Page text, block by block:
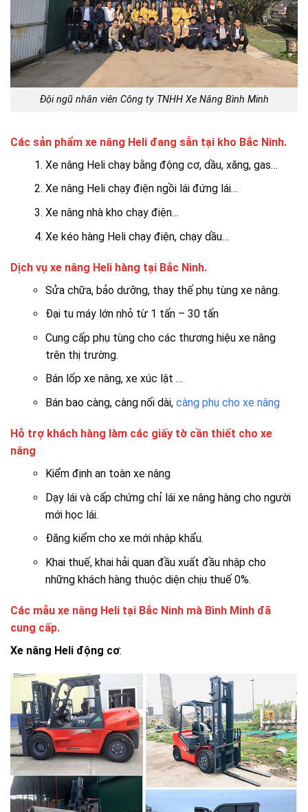
Đội ngũ nhân viên Công ty TNHH Xe Nâng Bình Minh
Các sản phẩm xe nâng Heli đang sẵn tại kho Bắc Ninh.
Xe nâng Heli chạy bằng động cơ, dầu, xăng, gas…
Xe nâng Heli chạy điện ngồi lái đứng lái…
Xe nâng nhà kho chạy điện…
Xe kéo hàng Heli chạy điện, chạy dầu…
Dịch vụ xe nâng Heli hàng tại Bắc Ninh.
Sửa chữa, bảo dưỡng, thay thế phụ tùng xe nâng.
Đại tu máy lớn nhỏ từ 1 tấn – 30 tấn
Cung cấp phụ tùng cho các thương hiệu xe nâng
trên thị trường.
Bán lốp xe nâng, xe xúc lật …
Bán bao càng, càng nối dài,càng phụ cho xe nâng
Hỗ trợ khách hàng làm các giấy tờ cần thiết cho xe
nâng
Kiểm định an toàn xe nâng
Dạy lái và cấp chứng chỉ lái xe nâng hàng cho người
mới học lái.
Đăng kiểm cho xe mới nhập khẩu.
Khai thuế, khai hải quan đầu xuất đầu nhập cho
những khách hàng thuộc diện chịu thuế 0%.
Các mẫu xe nâng Heli tại Bắc Ninh mà Bình Minh đã
cung cấp.
Xe nâng Heli động cơ: